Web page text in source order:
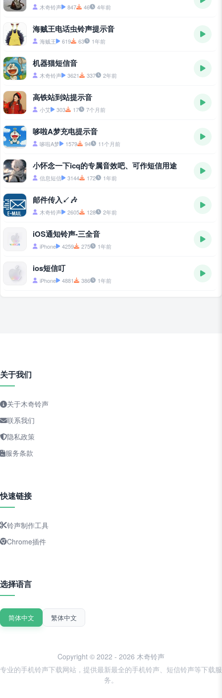
木奇铃声 847 46 4年前
海贼王电话虫铃声提示音
海贼王 619 63 1年前
机器猫短信音
木奇铃声 3621 337 2年前
高铁站到站提示音
小艾 303 17 7个月前
哆啦A梦充电提示音
哆啦A梦 1579 94 11个月前
小怀念一下icq的专属音效吧、可作短信用途
信息短信 3144 172 1年前
邮件传入↙🎶
木奇铃声 2605 128 2年前
iOS通知铃声-三全音
iPhone 4259 275 1年前
ios短信叮
iPhone 4881 386 1年前
关于我们
关于木奇铃声
联系我们
隐私政策
服务条款
快速链接
铃声制作工具
Chrome插件
选择语言
简体中文 繁体中文
Copyright © 2022 - 2026 木奇铃声
专业的手机铃声下载网站，提供最新最全的手机铃声、短信铃声等下载服
务。